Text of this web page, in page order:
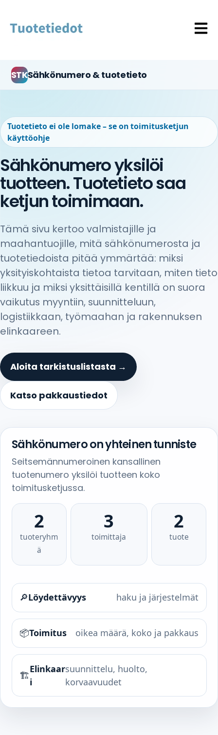
STKSähkönumero & tuotetieto
Tuotetieto ei ole lomake – se on toimitusketjun
käyttöohje
Sähkönumero yksilöi
tuotteen. Tuotetieto saa
ketjun toimimaan.
Tämä sivu kertoo valmistajille ja
maahantuojille, mitä sähkönumerosta ja
tuotetiedoista pitää ymmärtää: miksi
yksityiskohtaista tietoa tarvitaan, miten tieto
liikkuu ja miksi yksittäisillä kentillä on suora
vaikutus myyntiin, suunnitteluun,
logistiikkaan, työmaahan ja rakennuksen
elinkaareen.
Aloita tarkistuslistasta →
Katso pakkaustiedot
Sähkönumero on yhteinen tunniste
Seitsemännumeroinen kansallinen
tuotenumero yksilöi tuotteen koko
toimitusketjussa.
2
tuoteryhm
ä
3
toimittaja
2
tuote
🔎Löydettävyys haku ja järjestelmät
📦Toimitus oikea määrä, koko ja pakkaus
🏗️
Elinkaar
i
suunnittelu, huolto,
korvaavuudet